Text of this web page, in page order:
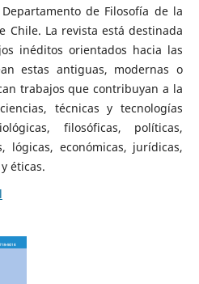
de Filosofía de la
Chile. La revista está destinada
inéditos orientados hacia las
estas antiguas, modernas o
trabajos que contribuyan a la
técnicas y tecnologías
filosóficas, políticas,
lógicas, económicas, jurídicas,
éticas.